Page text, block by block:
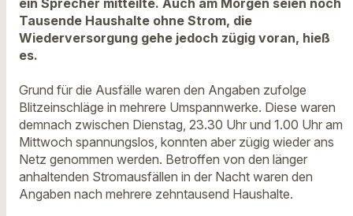
Tausende Haushalte ohne Strom, die
Wiederversorgung gehe jedoch zügig voran, hieß
es.
Grund für die Ausfälle waren den Angaben zufolge
Blitzeinschläge in mehrere Umspannwerke. Diese waren
demnach zwischen Dienstag, 23.30 Uhr und 1.00 Uhr am
Mittwoch spannungslos, konnten aber zügig wieder ans
Netz genommen werden. Betroffen von den länger
anhaltenden Stromausfällen in der Nacht waren den
Angaben nach mehrere zehntausend Haushalte.